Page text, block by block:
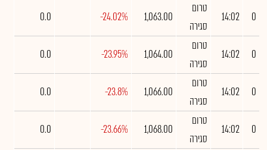
0
14:02
טרום
סגירה
1,063.00
-24.02%
0.0
0
14:02
טרום
סגירה
1,064.00
-23.95%
0.0
0
14:02
טרום
סגירה
1,066.00
-23.8%
0.0
0
14:02
טרום
סגירה
1,068.00
-23.66%
0.0